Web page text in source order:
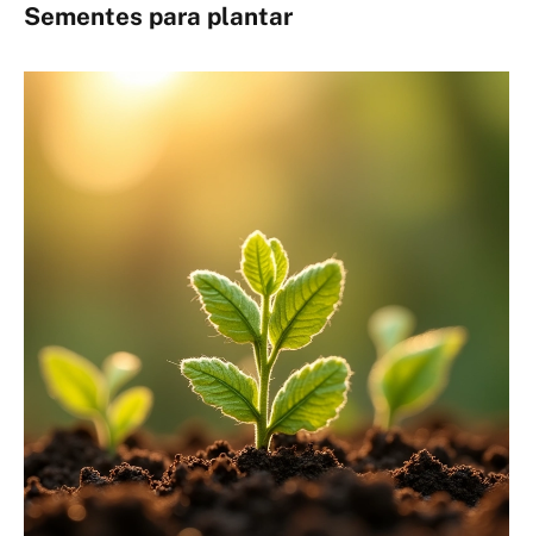
Sementes para plantar